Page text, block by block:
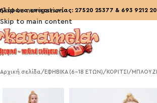
Skip to navigation
Skip to main content
επικοινωνίας: 27520 25377 & 693 9212
Αρχική σελίδα/ ΕΦΗΒΙΚΑ (6-18 ΕΤΩΝ)/ ΚΟΡΙΤΣΙ /